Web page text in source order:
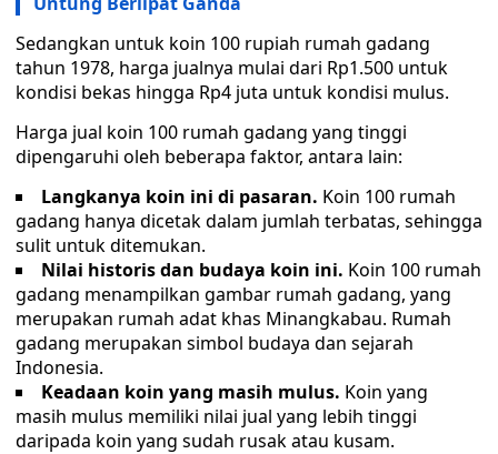
Sedangkan untuk koin 100 rupiah rumah gadang
tahun 1978, harga jualnya mulai dari Rp1.500 untuk
kondisi bekas hingga Rp4 juta untuk kondisi mulus.
Harga jual koin 100 rumah gadang yang tinggi
dipengaruhi oleh beberapa faktor, antara lain:
Langkanya koin ini di pasaran. Koin 100 rumah
gadang hanya dicetak dalam jumlah terbatas, sehingga
sulit untuk ditemukan.
Nilai historis dan budaya koin ini. Koin 100 rumah
gadang menampilkan gambar rumah gadang, yang
merupakan rumah adat khas Minangkabau. Rumah
gadang merupakan simbol budaya dan sejarah
Indonesia.
Keadaan koin yang masih mulus. Koin yang
masih mulus memiliki nilai jual yang lebih tinggi
daripada koin yang sudah rusak atau kusam.